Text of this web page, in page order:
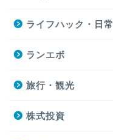
ライフハック・日常
ランエボ
旅行・観光
株式投資